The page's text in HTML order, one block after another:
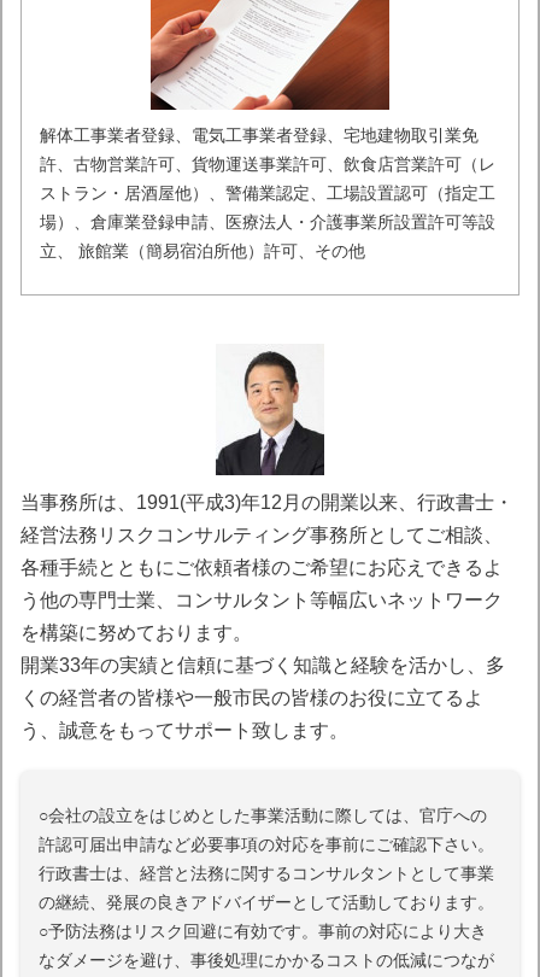
解体工事業者登録、電気工事業者登録、宅地建物取引業免
許、古物営業許可、貨物運送事業許可、飲食店営業許可（レ
ストラン・居酒屋他）、警備業認定、工場設置認可（指定工
場）、倉庫業登録申請、医療法人・介護事業所設置許可等設
立、 旅館業（簡易宿泊所他）許可、その他
当事務所は、1991(平成3)年12月の開業以来、行政書士・
経営法務リスクコンサルティング事務所としてご相談、
各種手続とともにご依頼者様のご希望にお応えできるよ
う他の専門士業、コンサルタント等幅広いネットワーク
を構築に努めております。
開業33年の実績と信頼に基づく知識と経験を活かし、多
くの経営者の皆様や一般市民の皆様のお役に立てるよ
う、誠意をもってサポート致します。
○会社の設立をはじめとした事業活動に際しては、官庁への
許認可届出申請など必要事項の対応を事前にご確認下さい。
行政書士は、経営と法務に関するコンサルタントとして事業
の継続、発展の良きアドバイザーとして活動しております。
○予防法務はリスク回避に有効です。事前の対応により大き
なダメージを避け、事後処理にかかるコストの低減につなが